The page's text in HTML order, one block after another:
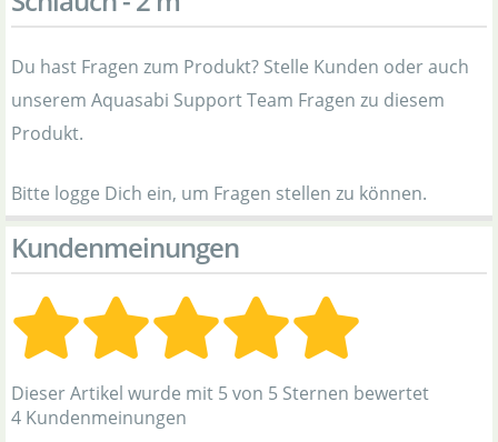
Du hast Fragen zum Produkt? Stelle Kunden oder auch
unserem Aquasabi Support Team Fragen zu diesem
Produkt.
Bitte logge Dich ein, um Fragen stellen zu können.
Kundenmeinungen
Dieser Artikel wurde mit 5 von 5 Sternen bewertet
4 Kundenmeinungen